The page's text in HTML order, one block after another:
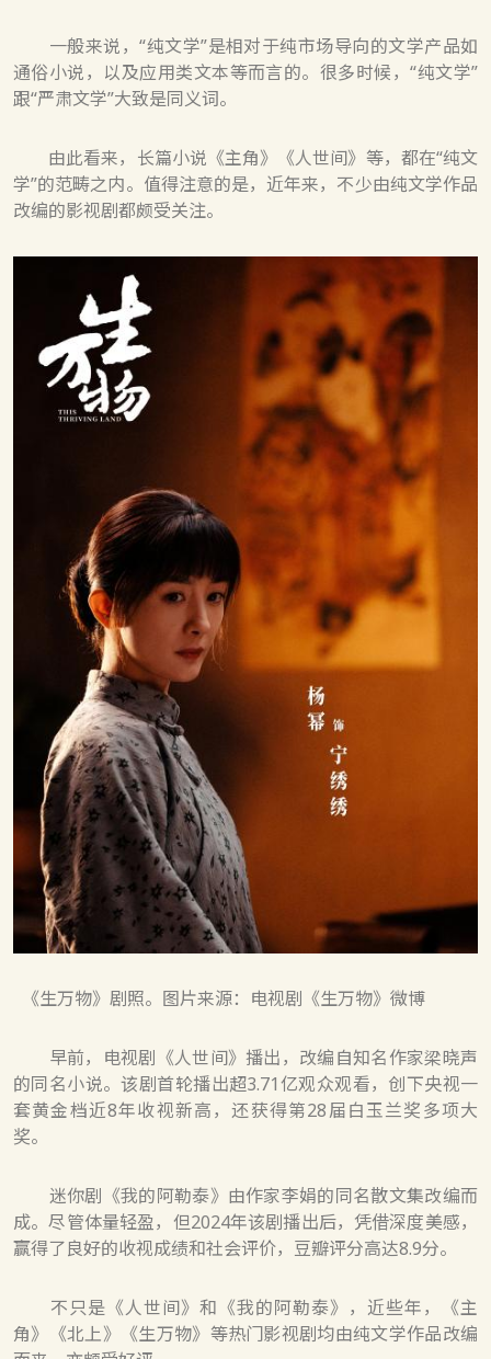
一般来说，“纯文学”是相对于纯市场导向的文学产品如
通俗小说，以及应用类文本等而言的。很多时候，“纯文学”
跟“严肃文学”大致是同义词。
由此看来，长篇小说《主角》《人世间》等，都在“纯文
学”的范畴之内。值得注意的是，近年来，不少由纯文学作品
改编的影视剧都颇受关注。
《生万物》剧照。图片来源：电视剧《生万物》微博
早前，电视剧《人世间》播出，改编自知名作家梁晓声
的同名小说。该剧首轮播出超3.71亿观众观看，创下央视一
套黄金档近8年收视新高，还获得第28届白玉兰奖多项大
奖。
迷你剧《我的阿勒泰》由作家李娟的同名散文集改编而
成。尽管体量轻盈，但2024年该剧播出后，凭借深度美感，
赢得了良好的收视成绩和社会评价，豆瓣评分高达8.9分。
不只是《人世间》和《我的阿勒泰》，近些年，《主
角》《北上》《生万物》等热门影视剧均由纯文学作品改编